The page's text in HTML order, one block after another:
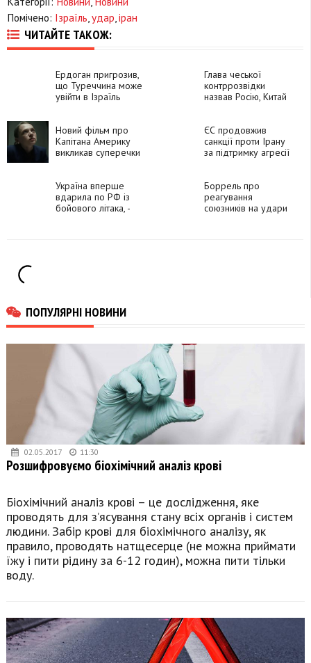
Помічено: Ізраїль удар іран
ЧИТАЙТЕ ТАКОЖ:
Ердоган пригрозив,
що Туреччина може
увійти в Ізраїль
Глава чеської
контррозвідки
назвав Росію, Китай
Європи
Новий фільм про
Капітана Америку
викликав суперечки
Ізраїлю
ЄС продовжив
санкції проти Ірану
за підтримку агресії
Україна вперше
вдарила по РФ із
бойового літака, -
Боррель про
реагування
союзників на удари
ПОПУЛЯРНІ НОВИНИ
02.05.2017 11:30
Розшифровуємо біохімічний аналіз крові
Біохімічний аналіз крові – це дослідження, яке
проводять для з’ясування стану всіх органів і систем
людини. Забір крові для біохімічного аналізу, як
правило, проводять натщесерце (не можна приймати
їжу і пити рідину за 6-12 годин), можна пити тільки
воду.